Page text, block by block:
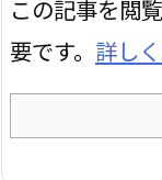
この記事を閲
要です。 詳し